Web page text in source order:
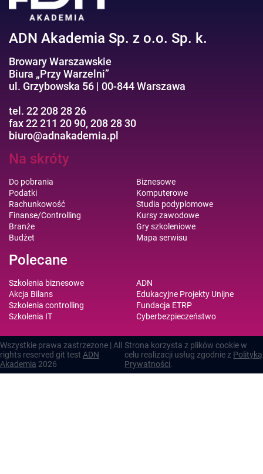
ADN Akademia Sp. z o.o. Sp. k.
Browary Warszawskie
Biura „Przy Warzelni”
ul. Grzybowska 56 | 00-844 Warszawa
tel. 22 208 28 26
fax 22 211 20 90, 208 28 30
biuro@adnakademia.pl
Na skróty
Do pobrania
Podatki
Rachunkowość
Finanse/Controlling
Branże
Budżet
Biznesowe
Komputerowe
Studia podyplomowe
Kursy zawodowe
Gry szkoleniowe
Mapa serwisu
Polecane
Szkolenia biznesowe
Akcja Bilans
Szkolenia controlling
Szkolenia IT
ADN
Edukacyjne Projekty Unijne
Fundacja ETRP
Cyberbezpieczeństwo
Wszystkie prawa zastrzezone | All
rights reserved git test ADN
Akademia 2026
Strona korzysta z plików cookie w
celu realizacji usług zgodnie z Polityką
Prywatności.